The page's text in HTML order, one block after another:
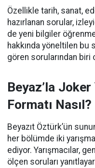
Özellikle tarih, sanat,
hazırlanan sorular,
de yeni bilgiler
hakkında yöneltilen bu
gören sorularından biri
Beyaz’la Joker
Formatı Nasıl?
Beyazıt Öztürk’ün
her bölümde iki
ediyor. Yarışmacılar,
ölçen soruları